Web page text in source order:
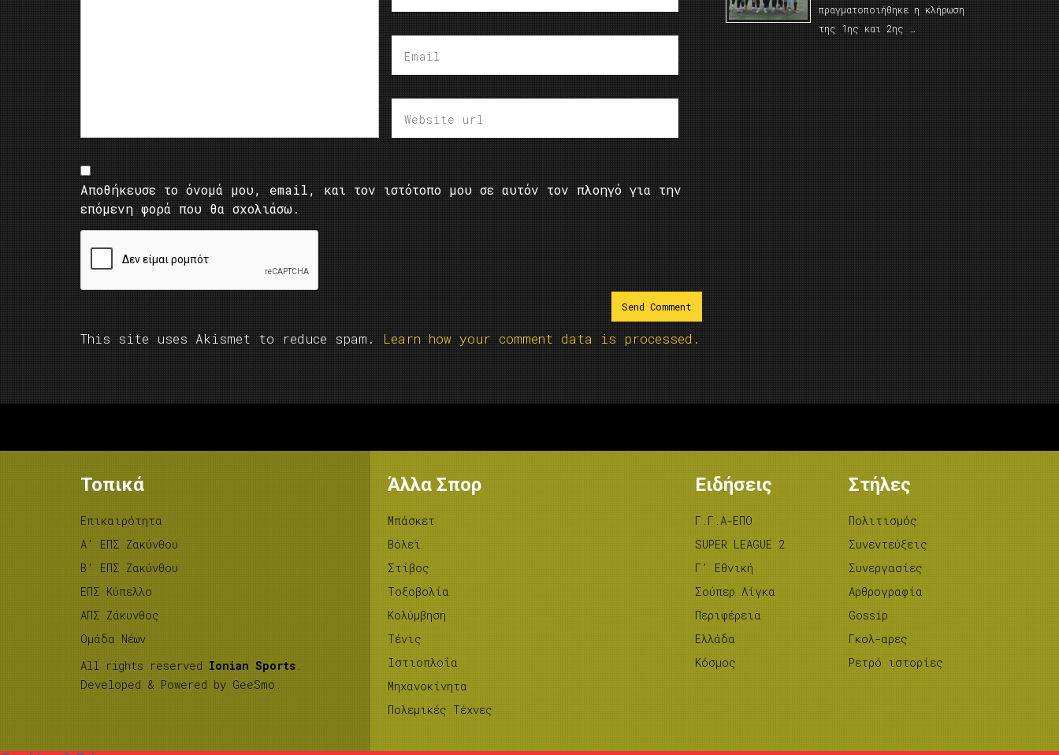
Αποθήκευσε το όνομά μου, email, και τον ιστότοπο μου σε αυτόν τον πλοηγό για την
επόμενη φορά που θα σχολιάσω.
This site uses Akismet to reduce spam. Learn how your comment data is processed.
πραγματοποιήθηκε η κλήρωση
της 1ης και 2ης …
Τοπικά
Επικαιρότητα
A’ ΕΠΣ Ζακύνθου
B’ ΕΠΣ Ζακύνθου
ΕΠΣ Κύπελλο
ΑΠΣ Ζάκυνθος
Ομάδα Νέων
All rights reserved Ionian Sports .
Developed & Powered by GeeSmo .
Άλλα Σπορ
Μπάσκετ
Βόλεϊ
Στίβος
Tοξοβολία
Κολύμβηση
Τένις
Ιστιοπλοΐα
Μηχανοκίνητα
Πολεμικές Τέχνες
Ειδήσεις
Γ.Γ.Α-ΕΠΟ
SUPER LEAGUE 2
Γ’ Εθνική
Σούπερ Λίγκα
Περιφέρεια
Ελλάδα
Κόσμος
Στήλες
Πολιτισμός
Συνεντεύξεις
Συνεργασίες
Αρθρογραφία
Gossip
Γκολ-αρες
Ρετρό ιστορίες